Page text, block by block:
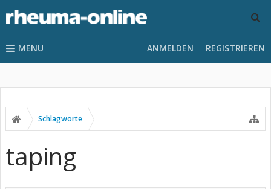
MENU ANMELDEN REGISTRIEREN
Schlagworte
taping